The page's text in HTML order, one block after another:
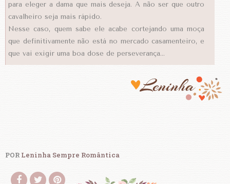
para eleger a dama que mais deseja. A não ser que outro
cavalheiro seja mais rápido.
Nesse caso, quem sabe ele acabe cortejando uma moça
que definitivamente não está no mercado casamenteiro, e
que vai exigir uma boa dose de perseverança...
POR Leninha Sempre Romântica